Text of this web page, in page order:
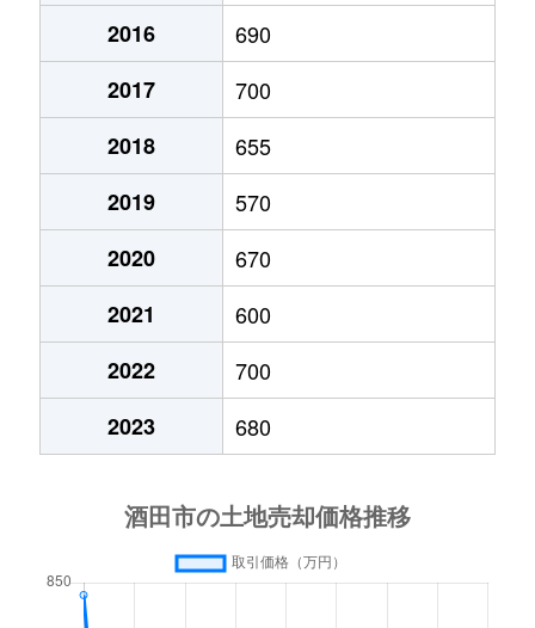
東大町 680万円
東大町
720万円
東大町
950万円
東中の口町
680万円
光ケ丘
420万円
日吉町
360万円
400万円
船場町
2,700万円
700万円
4,000万円 酒田
本町
2016
690
2017
700
2018
655
2019
570
2020
670
2021
600
2022
700
2023
680